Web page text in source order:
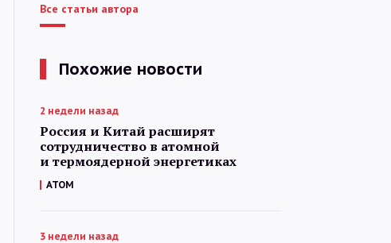
Все статьи автора
Похожие новости
2 недели назад
Россия и Китай расширят
сотрудничество в атомной
и термоядерной энергетиках
АТОМ
3 недели назад